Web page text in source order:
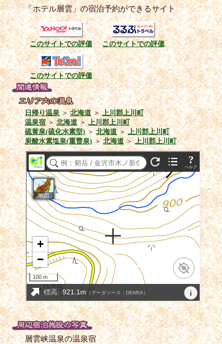
「ホテル層雲」の宿泊予約ができるサイト
このサイトでの評価 このサイトでの評価
このサイトでの評価
日帰り温泉＞北海道＞上川郡上川町
温泉宿＞北海道＞上川郡上川町
硫黄泉(硫化水素型)＞北海道＞上川郡上川町
炭酸水素塩泉(重曹泉)＞北海道＞上川郡上川町
層雲峡温泉の温泉宿